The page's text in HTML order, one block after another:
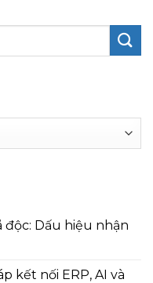
độc: Dấu hiệu nhận
kết nối ERP, AI và